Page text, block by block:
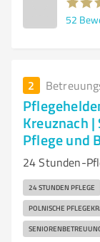
52
2
Kreuznach
Pflege und
24 Stunden-
24 STUNDEN PFLEGE
POLNISCHE